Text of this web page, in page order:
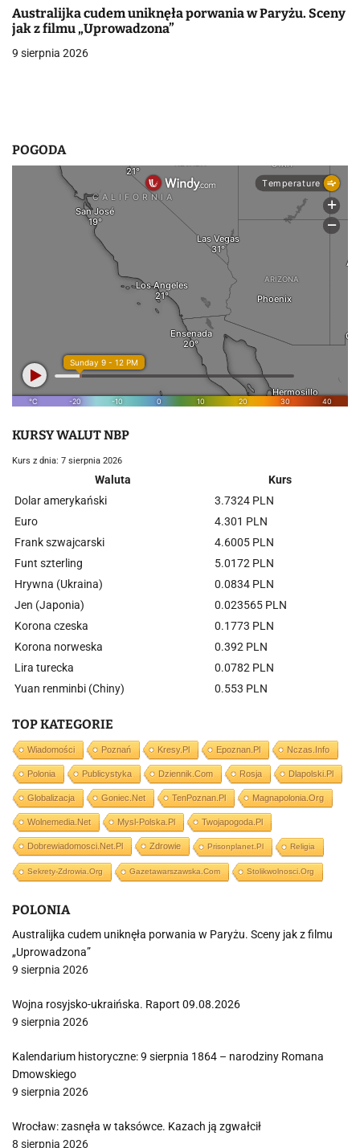
u
Australijka cudem uniknęła porwania w Paryżu. Sceny
jak z filmu „Uprowadzona”
9 sierpnia 2026
POGODA
KURSY WALUT NBP
Kurs z dnia: 7 sierpnia 2026
Waluta
Kurs
Dolar amerykański
3.7324 PLN
Euro
4.301 PLN
Frank szwajcarski
4.6005 PLN
Funt szterling
5.0172 PLN
Hrywna (Ukraina)
0.0834 PLN
Jen (Japonia)
0.023565 PLN
Korona czeska
0.1773 PLN
Korona norweska
0.392 PLN
Lira turecka
0.0782 PLN
Yuan renminbi (Chiny)
0.553 PLN
TOP KATEGORIE
Wiadomości Poznań Kresy.pl Epoznan.pl Nczas.info
Polonia Publicystyka Dziennik.com Rosja Dlapolski.pl
Globalizacja Goniec.net TenPoznan.pl Magnapolonia.org
Wolnemedia.net Mysl-Polska.pl Twojapogoda.pl
Dobrewiadomosci.net.pl Zdrowie Prisonplanet.pl Religia
Sekrety-Zdrowia.org Gazetawarszawska.com Stolikwolnosci.org
POLONIA
Australijka cudem uniknęła porwania w Paryżu. Sceny jak z filmu
„Uprowadzona”
9 sierpnia 2026
Wojna rosyjsko-ukraińska. Raport 09.08.2026
9 sierpnia 2026
Kalendarium historyczne: 9 sierpnia 1864 – narodziny Romana
Dmowskiego
9 sierpnia 2026
Wrocław: zasnęła w taksówce. Kazach ją zgwałcił
8 sierpnia 2026